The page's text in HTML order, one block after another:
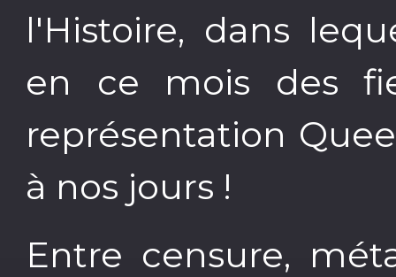
l'Histoire, dans
en ce mois des
représentation
à nos jours !
Entre censure,